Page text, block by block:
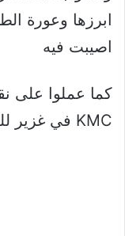
ابرزها وعورة
اصيبت فيه
كما عملوا على
KMC في غزير للمعالجة.